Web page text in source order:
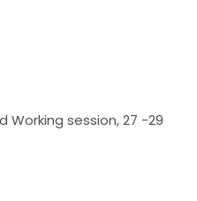
session, 27 -29